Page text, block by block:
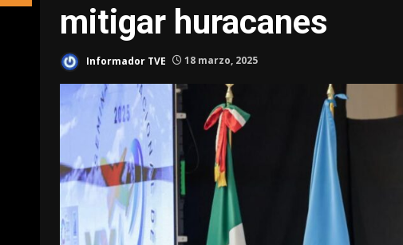
mitigar huracanes
Informador TVE 18 marzo, 2025